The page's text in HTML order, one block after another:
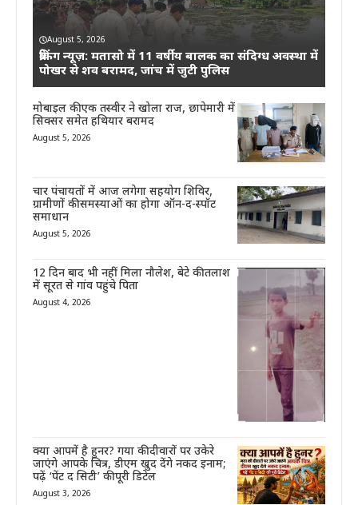
August 5, 2026
ब्रेकिंग न्यूज़: मतासो में 11 वर्षीय बालक का संदिग्ध अवस्था में
पोखर से शव बरामद, जांच में जुटी पुलिस
मोबाइल की एक तस्वीर ने खोला राज, छापेमारी में
सिक्सर समेत हथियार बरामद
August 5, 2026
चार पंचायतों में आज लगेगा सहयोग शिविर,
ग्रामीणों की समस्याओं का होगा ऑन-द-स्पॉट
समाधान
August 5, 2026
12 दिन बाद भी नहीं मिला नौलेश, बेटे की तलाश
में सूरत से गांव पहुंचे पिता
August 4, 2026
क्या आपमें है हुनर? गया की दीवारों पर उकेरे
जाएंगे आपके चित्र, डीएम खुद देंगे नकद इनाम;
पढ़ें ‘पेंट द सिटी’ की पूरी डिटेल
August 3, 2026